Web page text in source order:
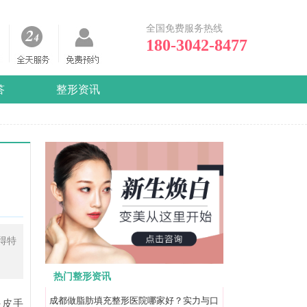
全国免费服务热线
180-3042-8477
整形资讯
特
手
热门整形资讯
成都做脂肪填充整形医院哪家好？实力与口